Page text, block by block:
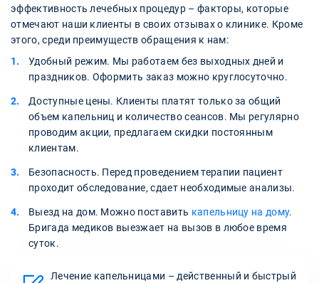
эффективность лечебных процедур – факторы, которые
отмечают наши клиенты в своих отзывах о клинике. Кроме
этого, среди преимуществ обращения к нам:
Удобный режим. Мы работаем без выходных дней и
праздников. Оформить заказ можно круглосуточно.
Доступные цены. Клиенты платят только за общий
объем капельниц и количество сеансов. Мы регулярно
проводим акции, предлагаем скидки постоянным
клиентам.
Безопасность. Перед проведением терапии пациент
проходит обследование, сдает необходимые анализы.
Выезд на дом. Можно поставить капельницу на дому.
Бригада медиков выезжает на вызов в любое время
суток.
Лечение капельницами – действенный и быстрый